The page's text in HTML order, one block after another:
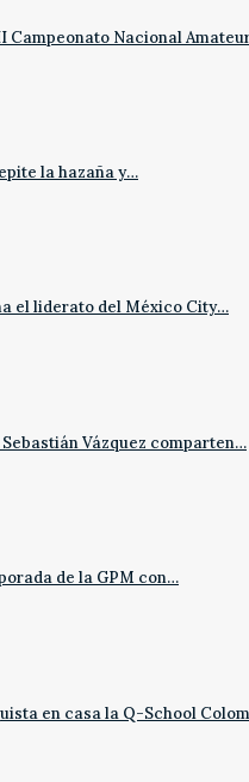
Campeonato Nacional
la hazaña y…
el liderato del México City…
Vázquez comparten…
de la GPM con…
en casa la Q-School